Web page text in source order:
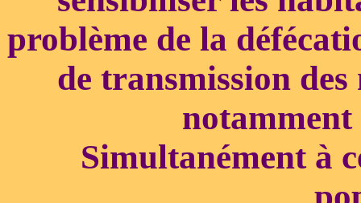
problème de la
de transmission
Simultanément à